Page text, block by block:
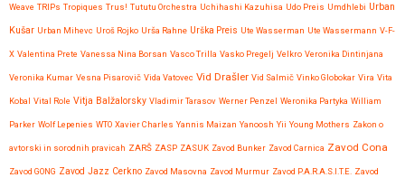
Weave TRIPs Tropiques Trus! Tututu Orchestra Uchihashi Kazuhisa Udo Preis Umdhlebi Urban
Kušar Urban Mihevc Uroš Rojko Urša Rahne Urška Preis Ute Wasserman Ute Wassermann V-F-
X Valentina Prete Vanessa Nina Borsan Vasco Trilla Vasko Pregelj Velkro Veronika Dintinjana
Veronika Kumar Vesna Pisarovič Vida Vatovec Vid Drašler Vid Salmič Vinko Globokar Vira Vita
Kobal Vital Role Vitja Balžalorsky Vladimir Tarasov Werner Penzel Weronika Partyka William
Parker Wolf Lepenies WTO Xavier Charles Yannis Maizan Yanoosh Yii Young Mothers Zakon o
avtorski in sorodnih pravicah ZARŠ ZASP ZASUK Zavod Bunker Zavod Carnica Zavod Cona
Zavod GONG Zavod Jazz Cerkno Zavod Masovna Zavod Murmur Zavod P.A.R.A.S.I.T.E. Zavod